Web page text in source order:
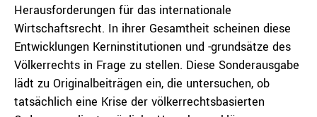
Herausforderungen für das internationale
Wirtschaftsrecht. In ihrer Gesamtheit scheinen diese
Entwicklungen Kerninstitutionen und -grundsätze des
Völkerrechts in Frage zu stellen. Diese Sonderausgabe
lädt zu Originalbeiträgen ein, die untersuchen, ob
tatsächlich eine Krise der völkerrechtsbasierten